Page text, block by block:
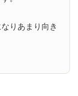
りあまり向き